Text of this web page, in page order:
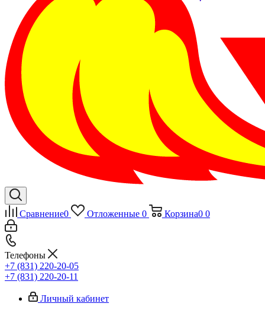
Сравнение0 Отложенные 0 Корзина0 0
Телефоны
+7 (831) 220-20-05
+7 (831) 220-20-11
Личный кабинет